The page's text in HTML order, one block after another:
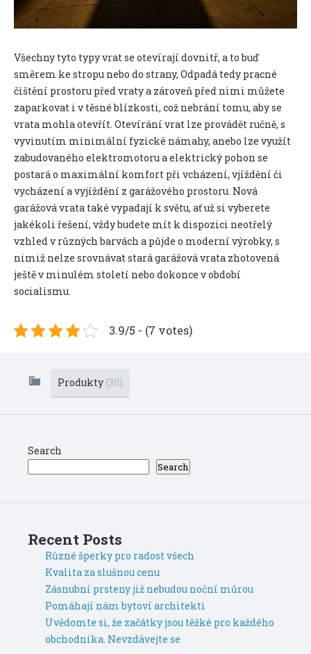
Všechny tyto typy vrat se otevírají dovnitř, a to buď
směrem ke stropu nebo do strany, Odpadá tedy pracné
čištění prostoru před vraty a zároveň před nimi můžete
zaparkovat i v těsné blízkosti, což nebrání tomu, aby se
vrata mohla otevřít. Otevírání vrat lze provádět ručně, s
vyvinutím minimální fyzické námahy, anebo lze využít
zabudovaného elektromotoru a elektrický pohon se
postará o maximální komfort při vcházení, vjíždění či
vycházení a vyjíždění z garážového prostoru. Nová
garážová vrata také vypadají k světu, ať už si vyberete
jakékoli řešení, vždy budete mít k dispozici neotřelý
vzhled v různých barvách a půjde o moderní výrobky, s
nimiž nelze srovnávat stará garážová vrata zhotovená
ještě v minulém století nebo dokonce v období
socialismu.
3.9/5 - (7 votes)
Produkty (30)
Search
Search
Recent Posts
Různé šperky pro radost všech
Kvalita za slušnou cenu
Zásnubní prsteny již nebudou noční můrou
Pomáhají nám bytoví architekti
Uvědomte si, že začátky jsou těžké pro každého
obchodníka. Nevzdávejte se